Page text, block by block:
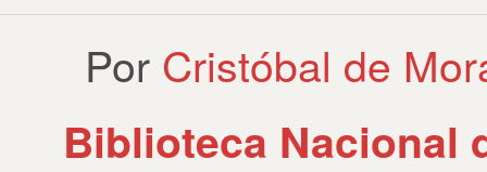
Por Cristóbal de
Biblioteca Nacional